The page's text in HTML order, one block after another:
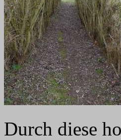
Durch diese